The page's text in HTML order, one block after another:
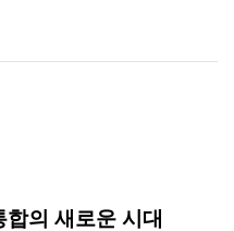
의 새로운 시대